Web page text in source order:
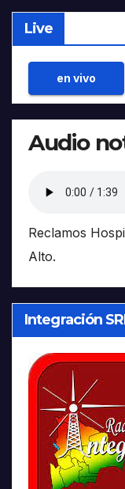
Live
en vivo
Audio
Reclamos
Alto.
Integración